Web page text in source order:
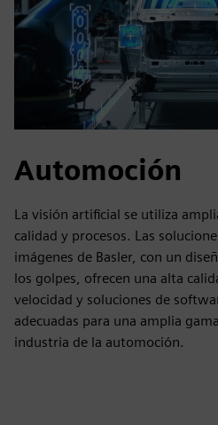
Automoción
La visión artificial se utiliza
calidad y procesos. Las
imágenes de Basler, con un
los golpes, ofrecen una alta
velocidad y soluciones de
adecuadas para una amplia
industria de la automoción.